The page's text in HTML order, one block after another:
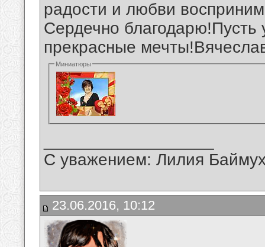
радости и любви
Сердечно благодарю!Пусть
прекрасные
Миниатюры
С уважением: Лилия
23.06.2016, 10:12